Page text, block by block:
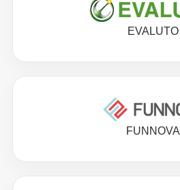
EVALUTO
FUNNOVA